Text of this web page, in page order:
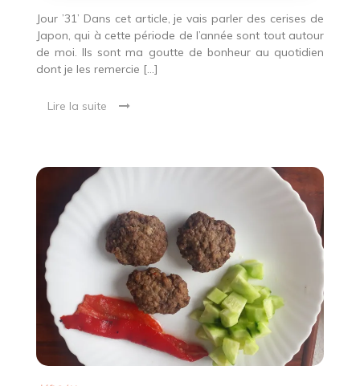
bonheur
Jour ’31’ Dans cet article, je vais parler des cerises de
Japon, qui à cette période de l’année sont tout autour
de moi. Ils sont ma goutte de bonheur au quotidien
dont je les remercie […]
Lire la suite